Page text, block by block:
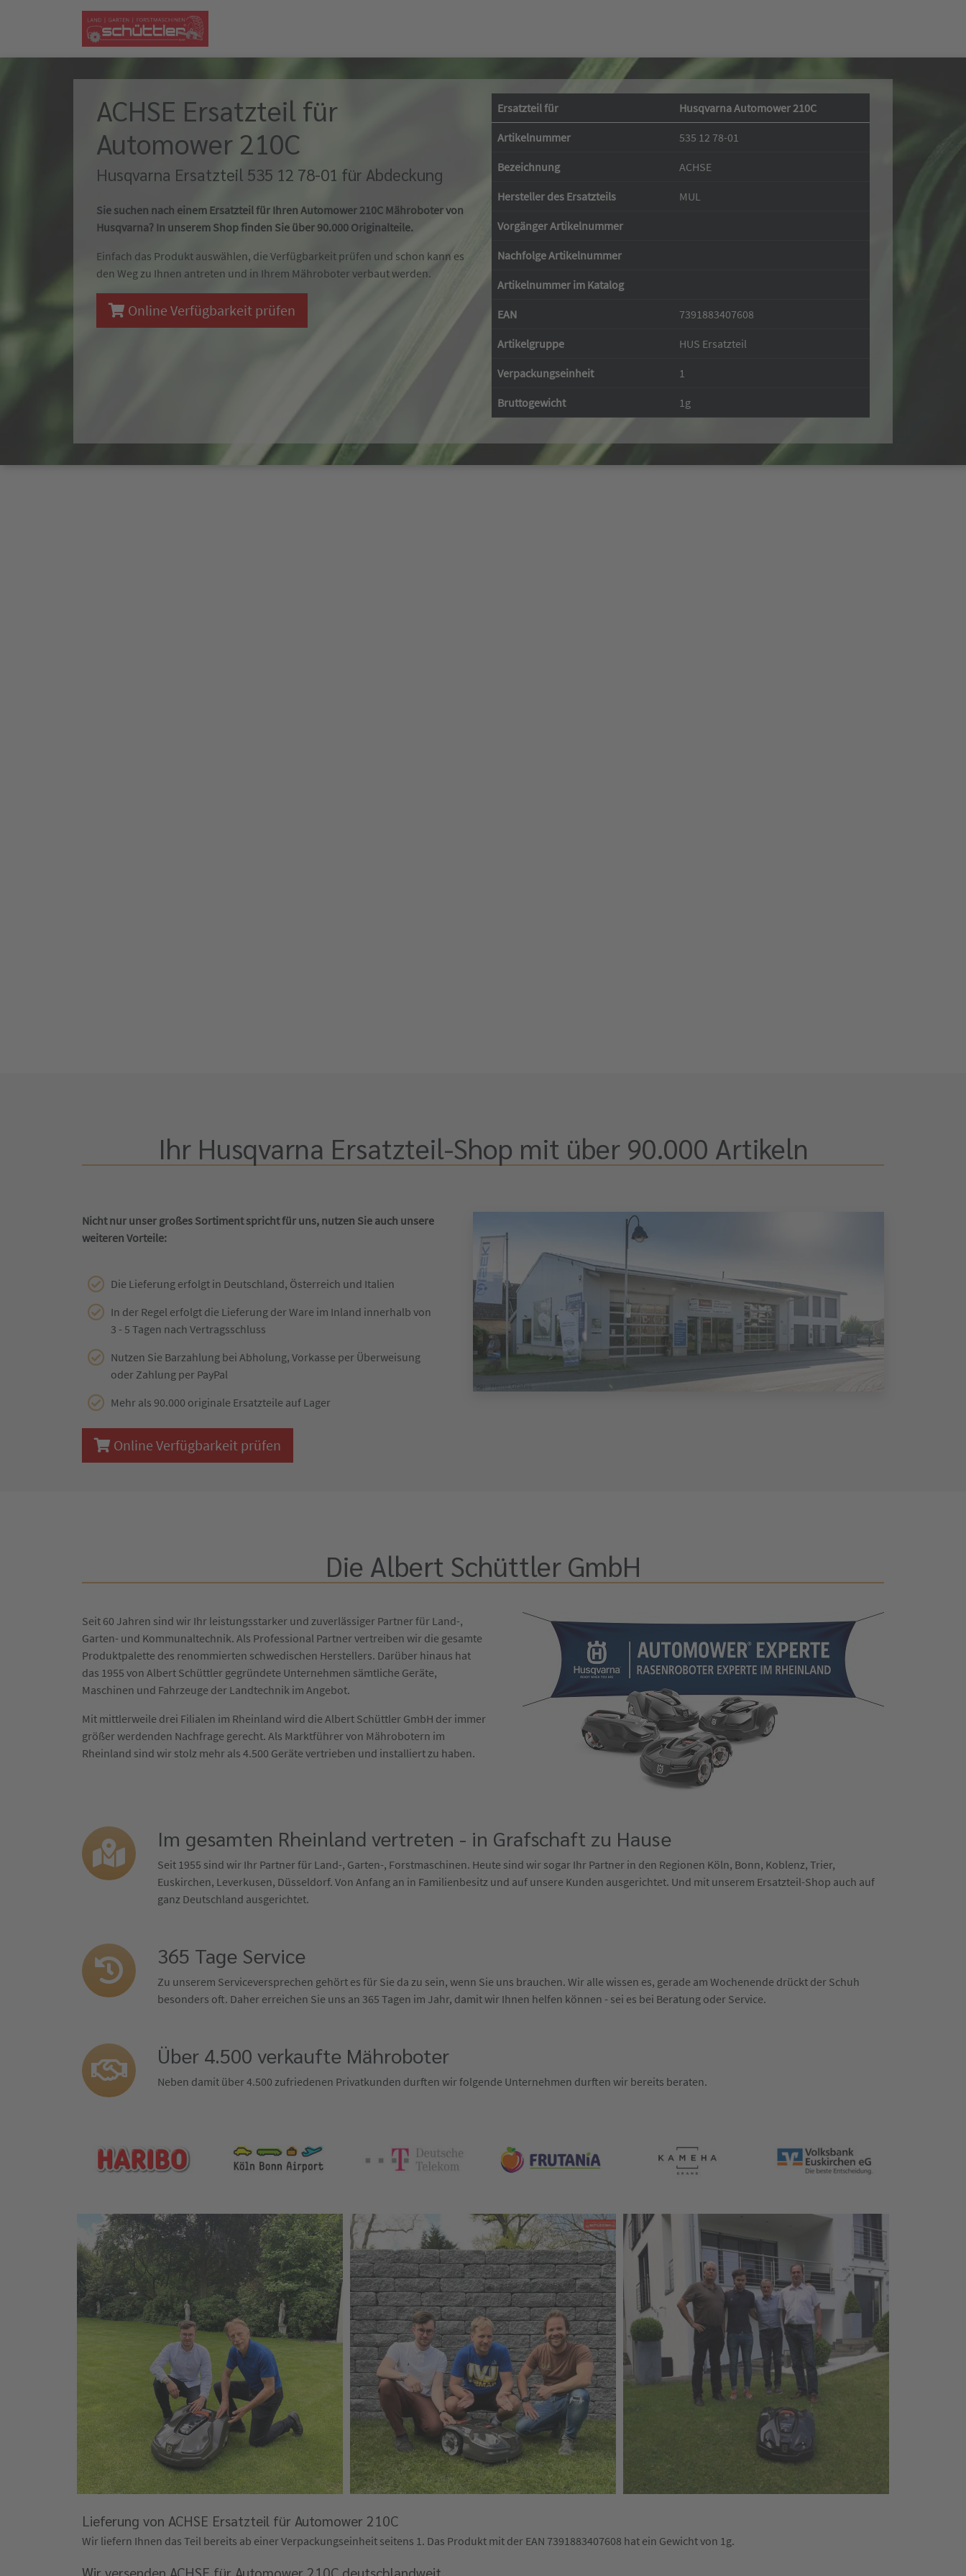
ACHSE Ersatzteil für
Automower 210C
Husqvarna Ersatzteil 535 12 78-01 für Abdeckung
Sie suchen nach einem Ersatzteil für Ihren Automower 210C Mähroboter von
Husqvarna? In unserem Shop finden Sie über 90.000 Originalteile.
Einfach das Produkt auswählen, die Verfügbarkeit prüfen und schon kann es
den Weg zu Ihnen antreten und in Ihrem Mähroboter verbaut werden.
Online Verfügbarkeit prüfen
Ersatzteil für Husqvarna Automower 210C
Artikelnummer 535 12 78-01
Bezeichnung ACHSE
Hersteller des Ersatzteils MUL
Vorgänger Artikelnummer
Nachfolge Artikelnummer
Artikelnummer im Katalog
EAN 7391883407608
Artikelgruppe HUS Ersatzteil
Verpackungseinheit 1
Bruttogewicht 1g
Ihr Husqvarna Ersatzteil-Shop mit über 90.000 Artikeln
Nicht nur unser großes Sortiment spricht für uns, nutzen Sie auch unsere
weiteren Vorteile:
Die Lieferung erfolgt in Deutschland, Österreich und Italien
In der Regel erfolgt die Lieferung der Ware im Inland innerhalb von
3 - 5 Tagen nach Vertragsschluss
Nutzen Sie Barzahlung bei Abholung, Vorkasse per Überweisung
oder Zahlung per PayPal
Mehr als 90.000 originale Ersatzteile auf Lager
Online Verfügbarkeit prüfen
Die Albert Schüttler GmbH
Seit 60 Jahren sind wir Ihr leistungsstarker und zuverlässiger Partner für Land-,
Garten- und Kommunaltechnik. Als Professional Partner vertreiben wir die gesamte
Produktpalette des renommierten schwedischen Herstellers. Darüber hinaus hat
das 1955 von Albert Schüttler gegründete Unternehmen sämtliche Geräte,
Maschinen und Fahrzeuge der Landtechnik im Angebot.
Mit mittlerweile drei Filialen im Rheinland wird die Albert Schüttler GmbH der immer
größer werdenden Nachfrage gerecht. Als Marktführer von Mährobotern im
Rheinland sind wir stolz mehr als 4.500 Geräte vertrieben und installiert zu haben.
Im gesamten Rheinland vertreten - in Grafschaft zu Hause
Seit 1955 sind wir Ihr Partner für Land-, Garten-, Forstmaschinen. Heute sind wir sogar Ihr Partner in den Regionen Köln, Bonn, Koblenz, Trier,
Euskirchen, Leverkusen, Düsseldorf. Von Anfang an in Familienbesitz und auf unsere Kunden ausgerichtet. Und mit unserem Ersatzteil-Shop auch auf
ganz Deutschland ausgerichtet.
365 Tage Service
Zu unserem Serviceversprechen gehört es für Sie da zu sein, wenn Sie uns brauchen. Wir alle wissen es, gerade am Wochenende drückt der Schuh
besonders oft. Daher erreichen Sie uns an 365 Tagen im Jahr, damit wir Ihnen helfen können - sei es bei Beratung oder Service.
Über 4.500 verkaufte Mähroboter
Neben damit über 4.500 zufriedenen Privatkunden durften wir folgende Unternehmen durften wir bereits beraten.
Lieferung von ACHSE Ersatzteil für Automower 210C
Wir liefern Ihnen das Teil bereits ab einer Verpackungseinheit seitens 1. Das Produkt mit der EAN 7391883407608 hat ein Gewicht von 1g.
Wir versenden ACHSE für Automower 210C deutschlandweit